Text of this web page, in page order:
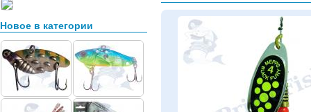
Новое в категории